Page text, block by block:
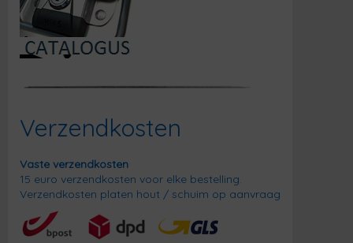
Verzendkosten
Vaste verzendkosten
15 euro verzendkosten voor elke bestelling.
Verzendkosten platen hout / schuim op aanvraag